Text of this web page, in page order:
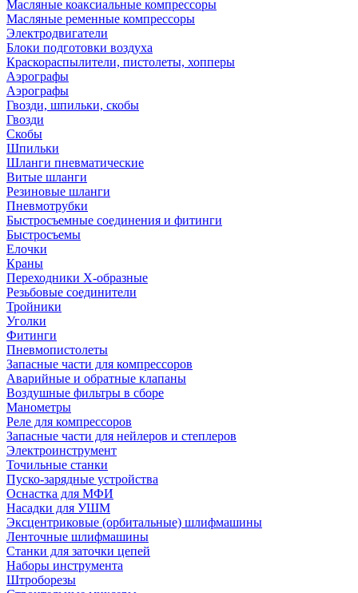
Масляные коаксиальные компрессоры
Масляные ременные компрессоры
Электродвигатели
Блоки подготовки воздуха
Краскораспылители, пистолеты, хопперы
Аэрографы
Аэрографы
Гвозди, шпильки, скобы
Гвозди
Скобы
Шпильки
Шланги пневматические
Витые шланги
Резиновые шланги
Пневмотрубки
Быстросъемные соединения и фитинги
Быстросъемы
Елочки
Краны
Переходники Х-образные
Резьбовые соединители
Тройники
Уголки
Фитинги
Пневмопистолеты
Запасные части для компрессоров
Аварийные и обратные клапаны
Воздушные фильтры в сборе
Манометры
Реле для компрессоров
Запасные части для нейлеров и степлеров
Электроинструмент
Точильные станки
Пуско-зарядные устройства
Оснастка для МФИ
Насадки для УШМ
Эксцентриковые (орбитальные) шлифмашины
Ленточные шлифмашины
Станки для заточки цепей
Наборы инструмента
Штроборезы